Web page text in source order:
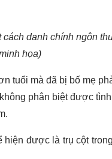
danh chính ngôn
họa)
tuổi mà đã bị bố mẹ
phân biệt được
hiện được là trụ cột